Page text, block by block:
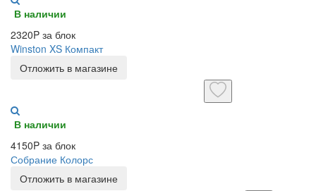
В наличии
2320P за блок
Winston XS Компакт
Отложить в магазине
В наличии
4150P за блок
Собрание Колорс
Отложить в магазине